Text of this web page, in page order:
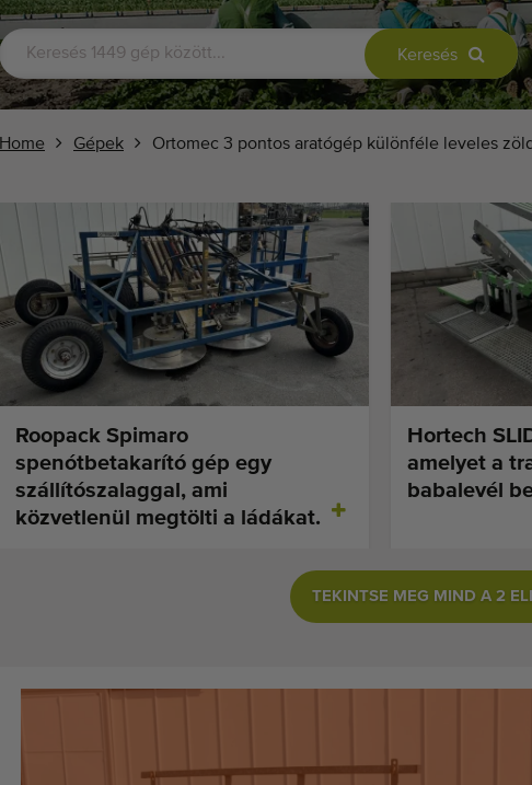
Keresés
Home Gépek Ortomec 3 pontos aratógép különféle leveles
Roopack Spimaro
spenótbetakarító gép egy
szállítószalaggal, ami
közvetlenül megtölti a ládákat.
Hortech
amelyet a
babalevél
TEKINTSE MEG MIND A 2